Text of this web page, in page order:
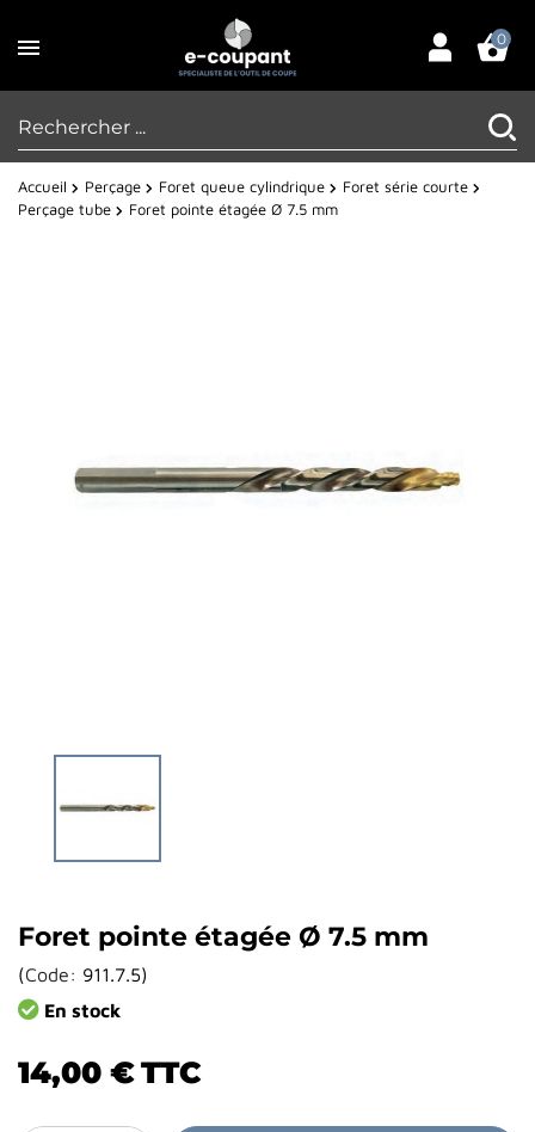
0
Accueil Perçage Foret queue cylindrique
Foret série courte
Perçage tube
Foret pointe étagée Ø 7.5 mm
Foret pointe étagée Ø 7.5 mm
(Code: 911.7.5)
En stock
14,00 €TTC